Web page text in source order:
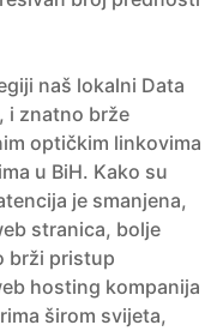
naš lokalni Data
i znatno brže
optičkim linkovima
u BiH. Kako su
je smanjena,
stranica, bolje
brži pristup
hosting kompanija
širom svijeta,